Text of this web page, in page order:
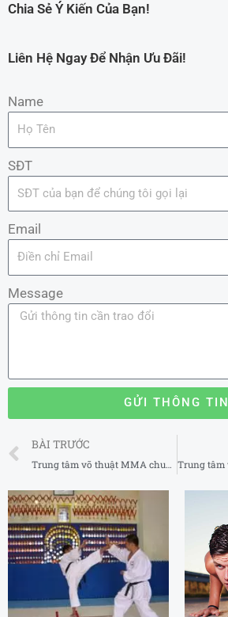
Chia Sẻ Ý Kiến Của Bạn!
Liên Hệ Ngay Để Nhận Ưu Đãi!
Name
SĐT
Email
Message
GỬI THÔNG TIN
Prev
BÀI TRƯỚC
Trung tâm võ thuật MMA chuyên nghiệp uy tín tại Bình Thạnh TP Hồ Chí Minh
TH8
06
Đặt dịch vụ lân sư
rồng tại Kiều Phú